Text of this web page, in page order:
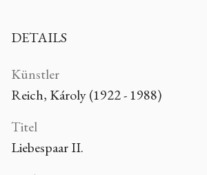
DETAILS
Künstler
Reich, Károly (1922 - 1988)
Titel
Liebespaar II.